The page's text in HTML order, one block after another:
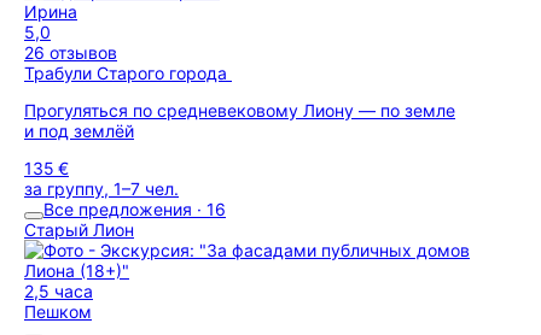
Ирина
5,0
26 отзывов
Трабули Старого города
Прогуляться по средневековому Лиону — по земле
и под землёй
135 €
за группу, 1–7 чел.
Все предложения · 16
Старый Лион
2,5 часа
Пешком